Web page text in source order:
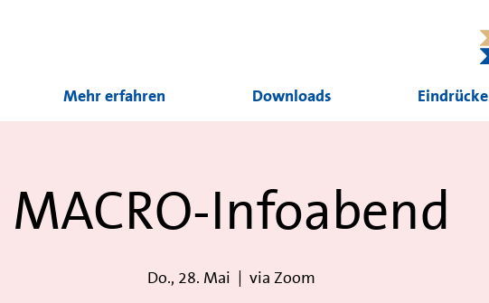
Mehr erfahren Downloads Eindrücke
MACRO-Infoabend
Do., 28. Mai via Zoom